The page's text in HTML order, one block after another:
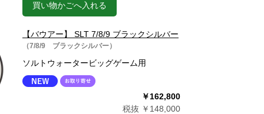
買い物かごへ入れる
【バウアー】 SLT 7/8/9 ブラックシルバー
（7/8/9 ブラックシルバー）
ソルトウォータービッグゲーム用
￥162,800
税抜 ￥148,000